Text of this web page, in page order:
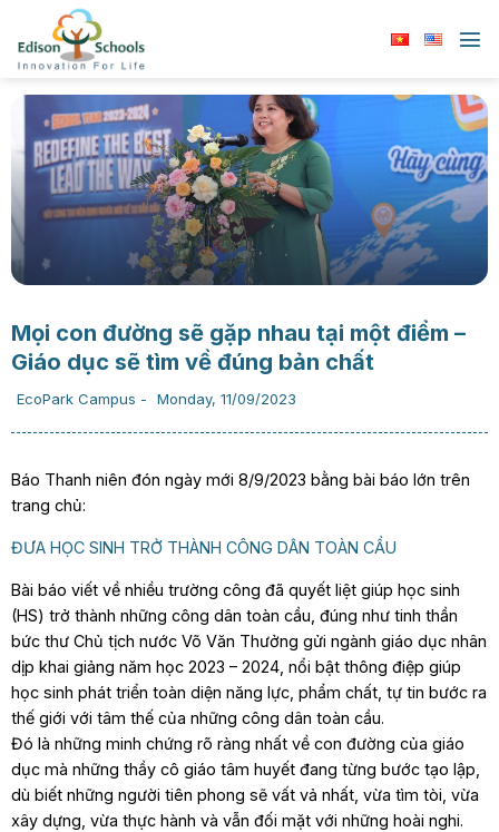
nội
Mọi con đường sẽ gặp nhau tại một điểm –
Giáo dục sẽ tìm về đúng bản chất
EcoPark Campus - Monday, 11/09/2023
Báo Thanh niên đón ngày mới 8/9/2023 bằng bài báo lớn trên
trang chủ:
ĐƯA HỌC SINH TRỞ THÀNH CÔNG DÂN TOÀN CẦU
Bài báo viết về nhiều trường công đã quyết liệt giúp học sinh
(HS) trở thành những công dân toàn cầu, đúng như tinh thần
bức thư Chủ tịch nước Võ Văn Thưởng gửi ngành giáo dục nhân
dịp khai giảng năm học 2023 – 2024, nổi bật thông điệp giúp
học sinh phát triển toàn diện năng lực, phẩm chất, tự tin bước ra
thế giới với tâm thế của những công dân toàn cầu.
Đó là những minh chứng rõ ràng nhất về con đường của giáo
dục mà những thầy cô giáo tâm huyết đang từng bước tạo lập,
dù biết những người tiên phong sẽ vất vả nhất, vừa tìm tòi, vừa
xây dựng, vừa thực hành và vẫn đối mặt với những hoài nghi.